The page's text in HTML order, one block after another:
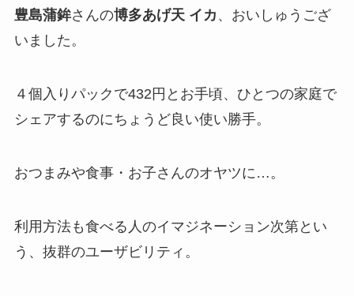
豊島蒲鉾さんの博多あげ天 イカ 、おいしゅうござ
いました。
４個入りパックで432円とお手頃、ひとつの家庭で
シェアするのにちょうど良い使い勝手。
おつまみや食事・お子さんのオヤツに…。
利用方法も食べる人のイマジネーション次第とい
う、抜群のユーザビリティ。